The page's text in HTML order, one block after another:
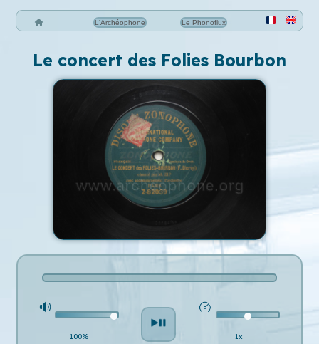
L'Archéophone Le Phonoflux
Le concert des Folies Bourbon
100% 1x